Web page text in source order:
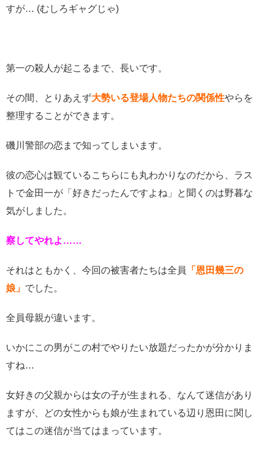
すが… (むしろギャグじゃ)
第一の殺人が起こるまで、長いです。
その間、とりあえず大勢いる登場人物たちの関係性やらを
整理することができます。
磯川警部の恋まで知ってしまいます。
彼の恋心は観ているこちらにも丸わかりなのだから、ラス
トで金田一が「好きだったんですよね」と聞くのは野暮な
気がしました。
察してやれよ……
それはともかく、今回の被害者たちは全員
「恩田幾三の
娘」 でした。
全員母親が違います。
いかにこの男がこの村でやりたい放題だったかが分かりま
すね…
女好きの父親からは女の子が生まれる、なんて迷信があり
ますが、どの女性からも娘が生まれている辺り恩田に関し
てはこの迷信が当てはまっています。